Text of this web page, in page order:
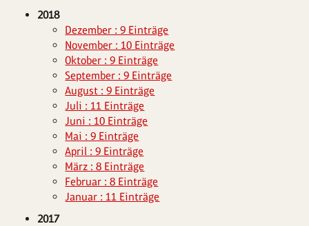
2018
Dezember : 9 Einträge
November : 10 Einträge
Oktober : 9 Einträge
September : 9 Einträge
August : 9 Einträge
Juli : 11 Einträge
Juni : 10 Einträge
Mai : 9 Einträge
April : 9 Einträge
März : 8 Einträge
Februar : 8 Einträge
Januar : 11 Einträge
2017